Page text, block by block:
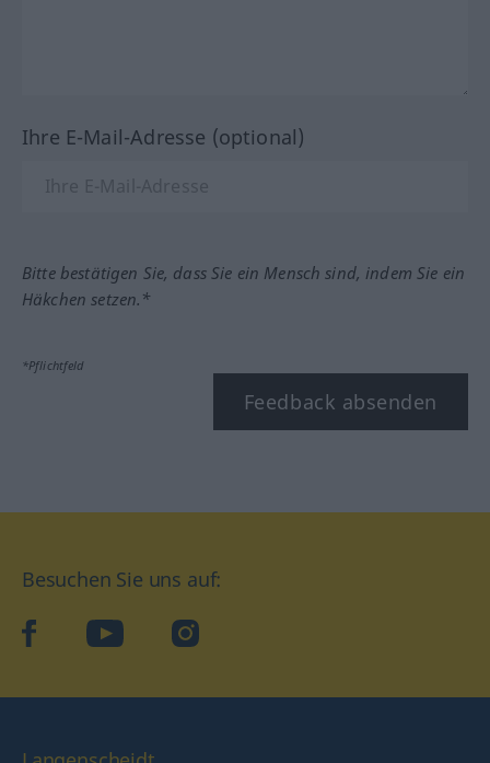
Ihre E-Mail-Adresse (optional)
Bitte bestätigen Sie, dass Sie ein Mensch sind, indem Sie ein
Häkchen setzen.*
*Pflichtfeld
Feedback absenden
Besuchen Sie uns auf:
facebookYouTube Instagram